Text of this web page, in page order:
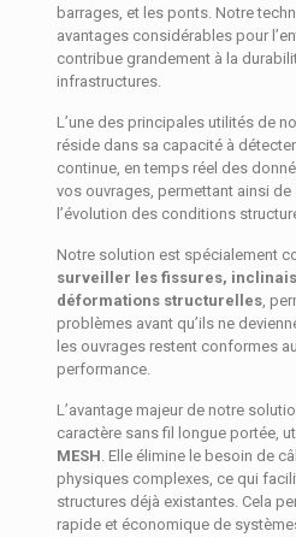
barrages, et les ponts. Notre
avantages considérables pour
contribue grandement à la
infrastructures.
L’une des principales utilités de
réside dans sa capacité à
continue, en temps réel des
vos ouvrages, permettant ainsi de
l’évolution des conditions
Notre solution est spécialement
surveiller les fissures,
déformations structurelles,
problèmes avant qu’ils ne
les ouvrages restent conformes
performance.
L’avantage majeur de notre
caractère sans fil longue portée,
MESH . Elle élimine le besoin de
physiques complexes, ce qui
structures déjà existantes. Cela
rapide et économique de